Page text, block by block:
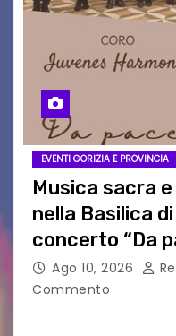
EVENTI GORIZIA E PROVINCIA
Musica sacra
nella Basilica
concerto “Da
Ago 10, 2026
Commento